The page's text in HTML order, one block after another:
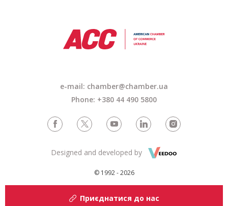
e-mail: chamber@chamber.ua
Phone: +380 44 490 5800
© 1992 - 2026
Designed and developed by
Приєднатися до нас